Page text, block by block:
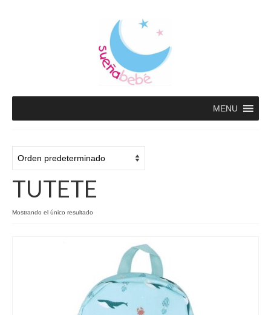
MENU
TUTETE
Mostrando el único resultado